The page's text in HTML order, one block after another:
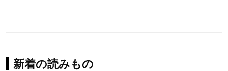
新着の読みもの